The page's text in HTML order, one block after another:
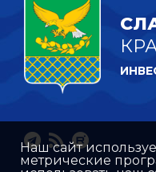
Наш сайт
метрические